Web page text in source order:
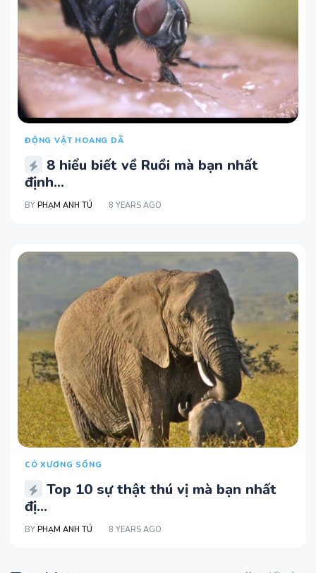
ĐỘNG VẬT HOANG DÃ
8 hiểu biết về Ruồi mà bạn nhất
định...
BY PHẠM ANH TÚ 8 YEARS AGO
CÓ XƯƠNG SỐNG
Top 10 sự thật thú vị mà bạn nhất
đị...
BY PHẠM ANH TÚ 8 YEARS AGO